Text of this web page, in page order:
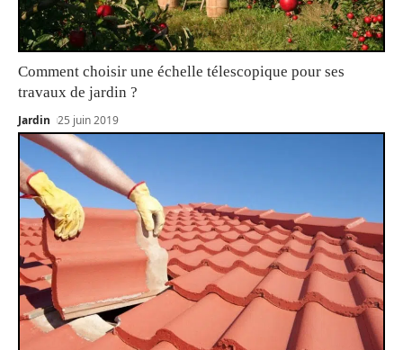
Comment choisir une échelle télescopique pour ses
travaux de jardin ?
Jardin 25 juin 2019